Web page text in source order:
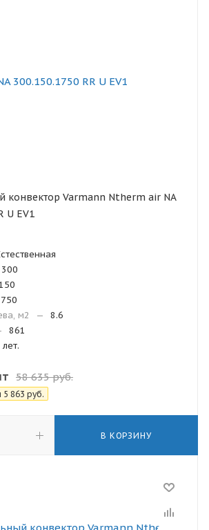
конвектор Varmann Ntherm air NA
U EV1
300
м2
—
8.6
861
58 635руб.
5 863 руб.
В КОРЗИНУ